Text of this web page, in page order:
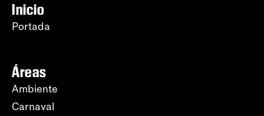
Inicio
Portada
Áreas
Ambiente
Carnaval